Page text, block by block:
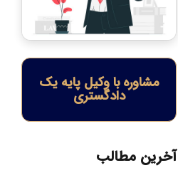
مشاوره با وکیل پایه یک
دادگستری
آخرین مطالب